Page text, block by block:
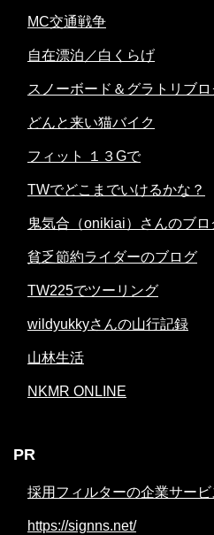
MC交通戦争
自在漂泊／白くらげ
スノーボード＆グラトリブロ
どんと来い猫バイク
フィット １３Gで
TWでどこまでいけるかな？
鬼気合（onikiai）さんのブロ
貧乏節約ライダーのブログ
TW225でツーリング
wildyukkyさんの山行記録
山林生活
NKMR ONLINE
PR
採用フィルターの企業サービ
https://signns.net/